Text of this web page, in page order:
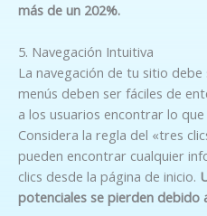
más de un 202%.
5. Navegación Intuitiva
La navegación de tu sitio
menús deben ser fáciles de
a los usuarios encontrar lo
Considera la regla del «tres
pueden encontrar cualquier
clics desde la página de inicio.
potenciales se pierden debido